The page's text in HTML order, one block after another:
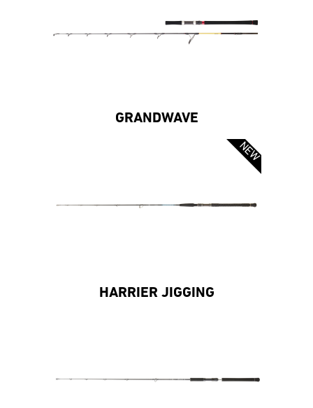
GRANDWAVE
HARRIER JIGGING